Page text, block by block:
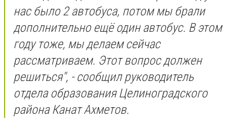
нас было 2 автобуса, потом мы брали
дополнительно ещё один автобус. В этом
году тоже, мы делаем сейчас
рассматриваем. Этот вопрос должен
решиться", - сообщил руководитель
отдела образования Целиноградского
района Канат Ахметов.